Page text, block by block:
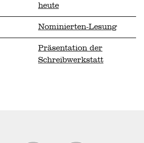
heute
Nominierten-Lesung
Präsentation der
Schreibwerkstatt